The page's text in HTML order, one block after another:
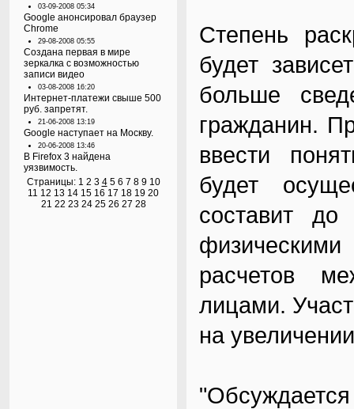
03-09-2008 05:34
Google анонсировал браузер
Chrome
29-08-2008 05:55
Создана первая в мире
зеркалка с возможностью
записи видео
03-08-2008 16:20
Интернет-платежи свыше 500
руб. запретят.
21-06-2008 13:19
Google наступает на Москву.
20-06-2008 13:46
В Firefox 3 найдена
уязвимость.
Страницы: 1 2 3 4 5 6 7 8 9 10
11 12 13 14 15 16 17 18 19 20
21 22 23 24 25 26 27 28
Степень
будет
больше
гражданин.
ввести
будет
составит
расчетов
лицами.
на